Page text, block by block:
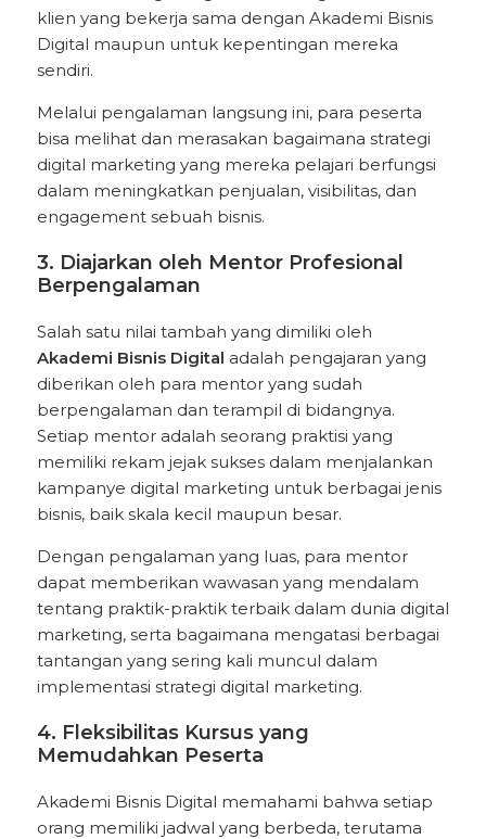
klien yang bekerja sama dengan Akademi Bisnis
Digital maupun untuk kepentingan mereka
sendiri.
Melalui pengalaman langsung ini, para peserta
bisa melihat dan merasakan bagaimana strategi
digital marketing yang mereka pelajari berfungsi
dalam meningkatkan penjualan, visibilitas, dan
engagement sebuah bisnis.
3. Diajarkan oleh Mentor Profesional
Berpengalaman
Salah satu nilai tambah yang dimiliki oleh
Akademi Bisnis Digital adalah pengajaran yang
diberikan oleh para mentor yang sudah
berpengalaman dan terampil di bidangnya.
Setiap mentor adalah seorang praktisi yang
memiliki rekam jejak sukses dalam menjalankan
kampanye digital marketing untuk berbagai jenis
bisnis, baik skala kecil maupun besar.
Dengan pengalaman yang luas, para mentor
dapat memberikan wawasan yang mendalam
tentang praktik-praktik terbaik dalam dunia digital
marketing, serta bagaimana mengatasi berbagai
tantangan yang sering kali muncul dalam
implementasi strategi digital marketing.
4. Fleksibilitas Kursus yang
Memudahkan Peserta
Akademi Bisnis Digital memahami bahwa setiap
orang memiliki jadwal yang berbeda, terutama